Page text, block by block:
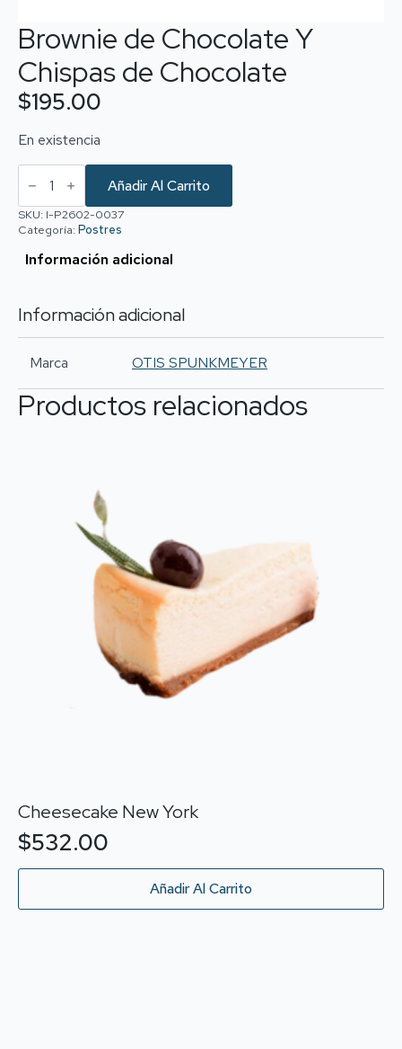
Brownie de Chocolate Y
Chispas de Chocolate
$195.00
En existencia
Brownie
de
Y
Chispas
Chocolate
Añadir Al Carrito
SKU: I-P2602-0037
Categoría: Postres
Información adicional
Información adicional
Marca OTIS SPUNKMEYER
Productos relacionados
Cheesecake New York
$532.00
Añadir Al Carrito